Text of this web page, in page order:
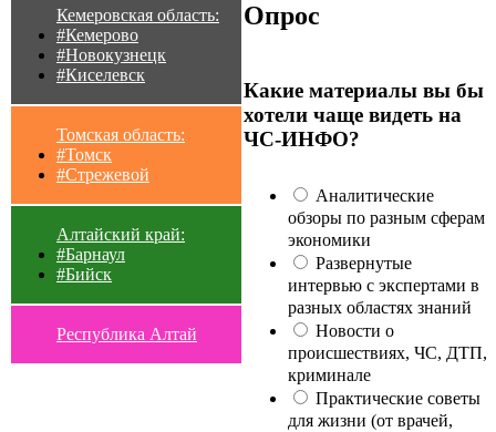
Кемеровская область:
#Кемерово
#Новокузнецк
#Киселевск
Томская область:
#Томск
#Стрежевой
Алтайский край:
#Барнаул
#Бийск
Республика Алтай
Опрос
Какие материалы вы бы
хотели чаще видеть на
ЧС-ИНФО?
Аналитические
обзоры по разным сферам
экономики
Развернутые
интервью с экспертами в
разных областях знаний
Новости о
происшествиях, ЧС, ДТП,
криминале
Практические советы
для жизни (от врачей,